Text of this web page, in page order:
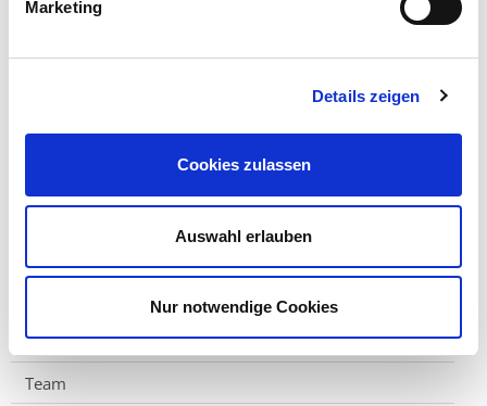
Marketing
Details zeigen
Cookies zulassen
Auswahl erlauben
Nur notwendige Cookies
Wie ist das, wenn Kinder bestrahlt werden?
Nebenwirkungen
Nachsorge
Lebensführung und Ernährung?
Technische Ausstattung
Schwerpunkte der Behandlung
Team